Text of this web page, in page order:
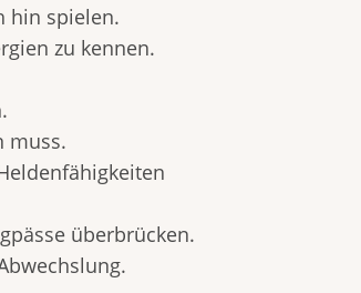
hin spielen.
zu kennen.
muss.
überbrücken.